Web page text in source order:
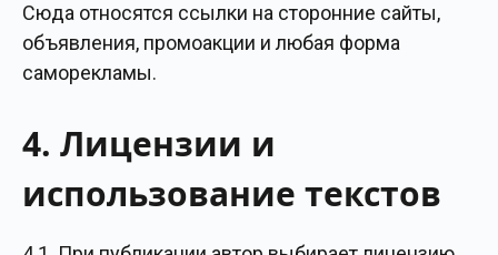
Сюда относятся ссылки на сторонние сайты,
объявления, промоакции и любая форма
саморекламы.
4. Лицензии и
использование текстов